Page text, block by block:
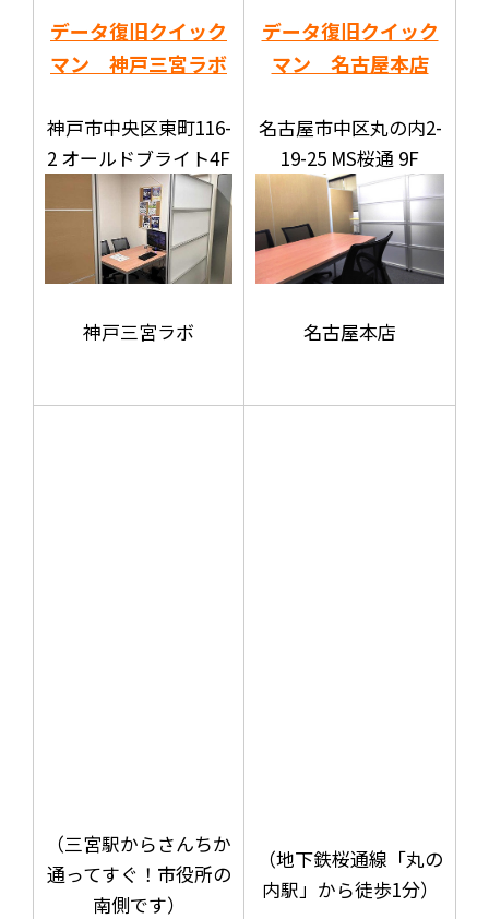
データ復旧クイック
マン 神戸三宮ラボ
神戸市中央区東町116-
2 オールドブライト4F
神戸三宮ラボ
データ復旧クイック
マン 名古屋本店
名古屋市中区丸の内2-
19-25 MS桜通 9F
名古屋本店
（三宮駅からさんちか
通ってすぐ！市役所の
南側です）
（地下鉄桜通線「丸の
内駅」から徒歩1分）